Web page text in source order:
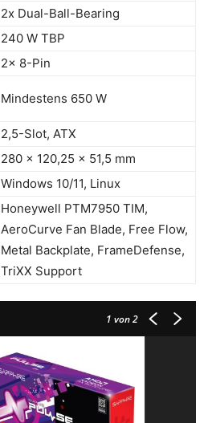
2x Dual-Ball-Bearing
240 W TBP
2x 8-Pin
Mindestens 650 W
2,5-Slot, ATX
280 × 120,25 × 51,5 mm
Windows 10/11, Linux
Honeywell PTM7950 TIM,
AeroCurve Fan Blade, Free Flow,
Metal Backplate, FrameDefense,
TriXX Support
1 von 2